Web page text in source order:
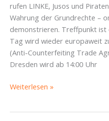
rufen LINKE, Jusos und
Wahrung der Grundrechte –
demonstrieren. Treffpunkt ist
Tag wird wieder europaweit
(Anti-Counterfeiting Trade
Dresden wird ab 14:00 Uhr
Freiheit
Weiterlesen »